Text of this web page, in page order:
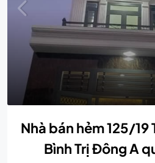
Nhà bán hẻm 125/19
Bình Trị Đông A